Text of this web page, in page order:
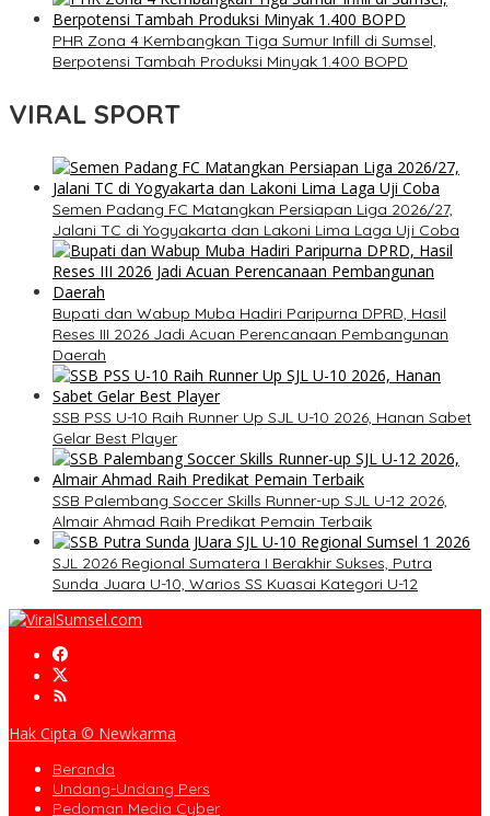
PHR Zona 4 Kembangkan Tiga Sumur Infill di Sumsel,
Berpotensi Tambah Produksi Minyak 1.400 BOPD
VIRAL SPORT
Semen Padang FC Matangkan Persiapan Liga 2026/27,
Jalani TC di Yogyakarta dan Lakoni Lima Laga Uji Coba
Bupati dan Wabup Muba Hadiri Paripurna DPRD, Hasil
Reses III 2026 Jadi Acuan Perencanaan Pembangunan
Daerah
SSB PSS U-10 Raih Runner Up SJL U-10 2026, Hanan Sabet
Gelar Best Player
SSB Palembang Soccer Skills Runner-up SJL U-12 2026,
Almair Ahmad Raih Predikat Pemain Terbaik
SJL 2026 Regional Sumatera I Berakhir Sukses, Putra
Sunda Juara U-10, Warios SS Kuasai Kategori U-12
Hak Cipta © Newkarma
Beranda
Undang-Undang Pers
Pedoman Media Cyber